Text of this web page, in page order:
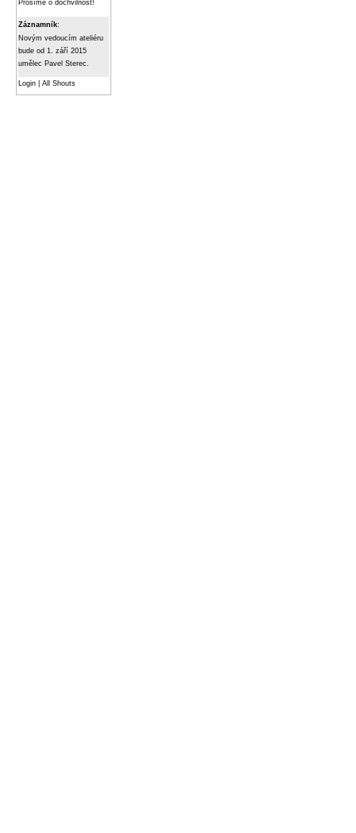
Prosíme o dochvilnost!
Záznamník:
Novým vedoucím ateliéru
bude od 1. září 2015
umělec Pavel Sterec.
Login All Shouts